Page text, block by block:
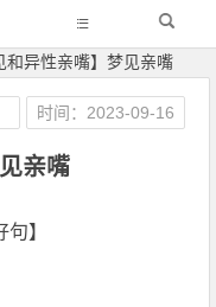
和异性亲嘴】梦见亲嘴
亲嘴
时间：2023-09-16
】